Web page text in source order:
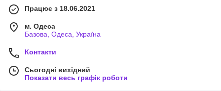
Працює з 18.06.2021
м. Одеса
Базова, Одеса, Україна
Контакти
Сьогодні вихідний
Показати весь графік роботи